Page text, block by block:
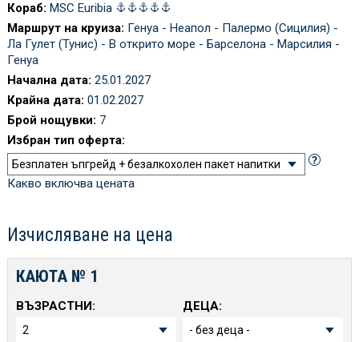
Кораб: MSC Euribia
Маршрут на круиза: Генуа - Неапол - Палермо (Сицилия) -
Ла Гулет (Тунис) - В открито море - Барселона - Марсилия -
Генуа
Начална дата: 25.01.2027
Крайна дата: 01.02.2027
Брой нощувки: 7
Избран тип оферта:
Какво включва цената
Изчисляване на цена
КАЮТА № 1
ВЪЗРАСТНИ: ДЕЦА: